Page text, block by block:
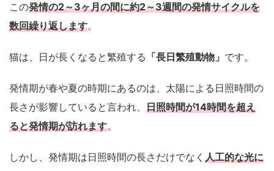
この発情の2～3ヶ月の間に約2～3週間の発情サイクルを
数回繰り返します。
猫は、日が長くなると繁殖する 「長日繁殖動物」 です。
発情期が春や夏の時期にあるのは、太陽による日照時間の
長さが影響していると言われ、 日照時間が14時間を超え
ると発情期が訪れます。
しかし、発情期は日照時間の長さだけでなく 人工的な光に